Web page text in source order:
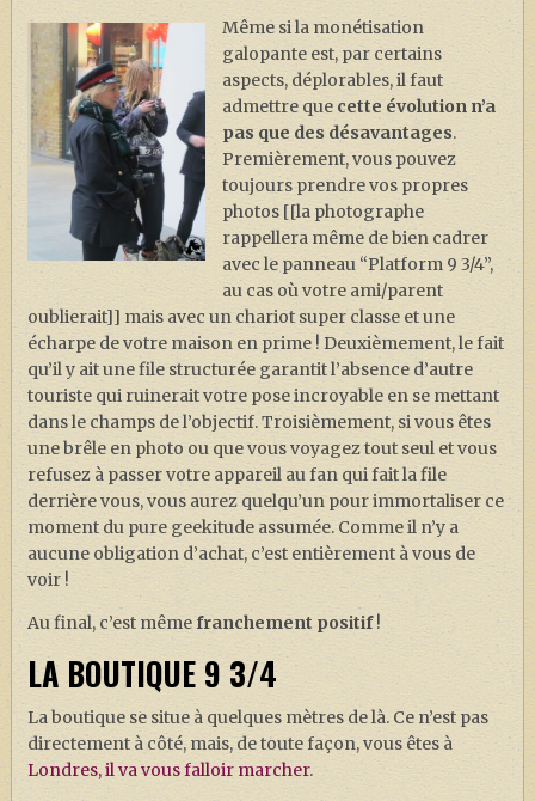
Même si la monétisation
galopante est, par certains
aspects, déplorables, il faut
admettre que cette évolution n’a
pas que des désavantages.
Premièrement, vous pouvez
toujours prendre vos propres
photos [[la photographe
rappellera même de bien cadrer
avec le panneau “Platform 9 3/4”,
au cas où votre ami/parent
oublierait]] mais avec un chariot super classe et une
écharpe de votre maison en prime ! Deuxièmement, le fait
qu’il y ait une file structurée garantit l’absence d’autre
touriste qui ruinerait votre pose incroyable en se mettant
dans le champs de l’objectif. Troisièmement, si vous êtes
une brêle en photo ou que vous voyagez tout seul et vous
refusez à passer votre appareil au fan qui fait la file
derrière vous, vous aurez quelqu’un pour immortaliser ce
moment du pure geekitude assumée. Comme il n’y a
aucune obligation d’achat, c’est entièrement à vous de
voir !
Au final, c’est mêmefranchement positif!
LA BOUTIQUE 9 3/4
La boutique se situe à quelques mètres de là. Ce n’est pas
directement à côté, mais, de toute façon, vous êtes à
Londres, il va vous falloir marcher.